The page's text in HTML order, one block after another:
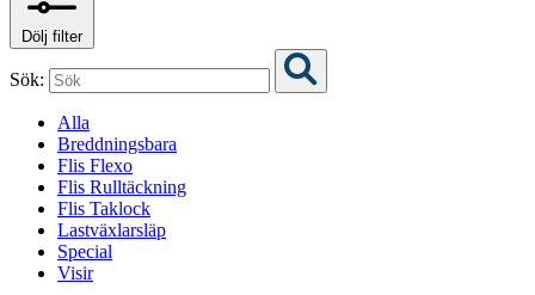
Dölj filter
Sök:
Alla
Breddningsbara
Flis Flexo
Flis Rulltäckning
Flis Taklock
Lastväxlarsläp
Special
Visir